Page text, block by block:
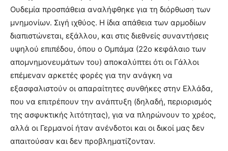
Ουδεμία προσπάθεια αναλήφθηκε για τη διόρθωση των
μνημονίων. Σιγή ιχθύος. Η ίδια απάθεια των αρμοδίων
διαπιστώνεται, εξάλλου, και στις διεθνείς συναντήσεις
υψηλού επιπέδου, όπου ο Ομπάμα (22ο κεφάλαιο των
απομνημονευμάτων του) αποκαλύπτει ότι οι Γάλλοι
επέμεναν αρκετές φορές για την ανάγκη να
εξασφαλιστούν οι απαραίτητες συνθήκες στην Ελλάδα,
που να επιτρέπουν την ανάπτυξη (δηλαδή, περιορισμός
της ασφυκτικής λιτότητας), για να πληρώνουν το χρέος,
αλλά οι Γερμανοί ήταν ανένδοτοι και οι δικοί μας δεν
απαιτούσαν και δεν προβληματίζονταν.